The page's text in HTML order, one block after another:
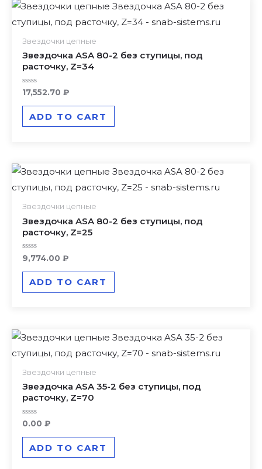
Звездочки цепные
Звездочка ASA 80-2 без ступицы, под
расточку, Z=34
Rated
out
17,552.70 ₽
ADD TO CART
Звездочки цепные
Звездочка ASA 80-2 без ступицы, под
расточку, Z=25
Rated
0
out
9,774.00 ₽
ADD TO CART
Звездочки цепные
Звездочка ASA 35-2 без ступицы, под
расточку, Z=70
Rated
out
0.00 ₽
ADD TO CART